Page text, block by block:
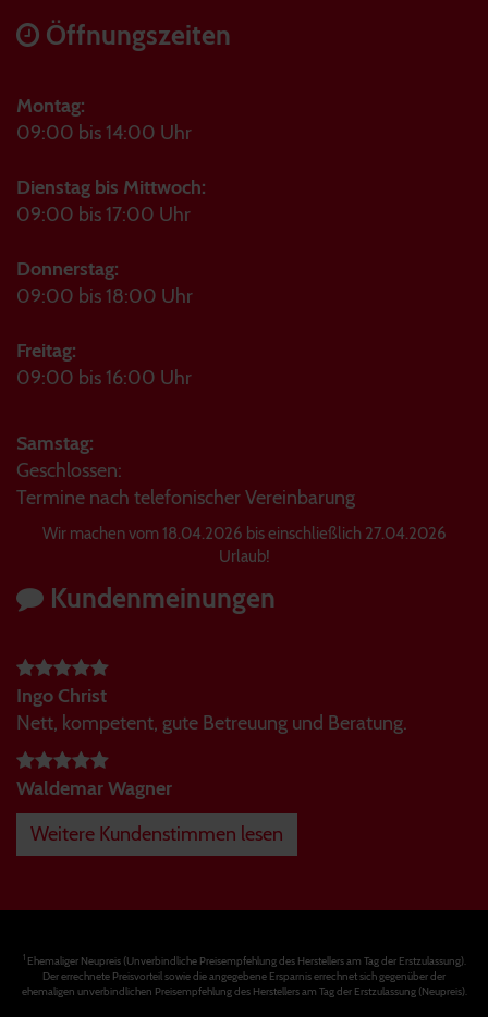
Öffnungszeiten
Montag:
09:00 bis 14:00 Uhr
Dienstag bis Mittwoch:
09:00 bis 17:00 Uhr
Donnerstag:
09:00 bis 18:00 Uhr
Freitag:
09:00 bis 16:00 Uhr
Samstag:
Geschlossen:
Termine nach telefonischer Vereinbarung
Wir machen vom 18.04.2026 bis einschließlich 27.04.2026
Urlaub!
Kundenmeinungen
Ingo Christ
Nett, kompetent, gute Betreuung und Beratung.
Waldemar Wagner
Weitere Kundenstimmen lesen
1Ehemaliger Neupreis (Unverbindliche Preisempfehlung des Herstellers am Tag der Erstzulassung).
Der errechnete Preisvorteil sowie die angegebene Ersparnis errechnet sich gegenüber der
ehemaligen unverbindlichen Preisempfehlung des Herstellers am Tag der Erstzulassung (Neupreis).